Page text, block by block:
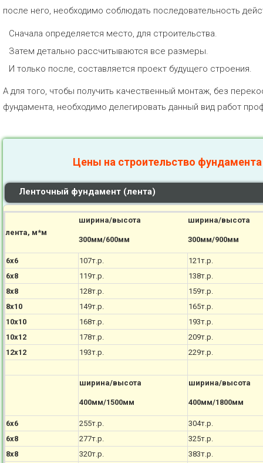
после него, необходимо соблюдать последовательность
Сначала определяется место, для строительства.
Затем детально рассчитываются все размеры.
И только после, составляется проект будущего строения.
А для того, чтобы получить качественный монтаж, без
фундамента, необходимо делегировать данный вид работ
Цены на строительство
Ленточный фундамент (лента)
лента, м*м
ширина/высота
300мм/600мм
ширина/высота
300мм/900мм
6х6 107т.р.
121т.р.
6х8
119т.р.
138т.р.
8х8
128т.р.
159т.р.
8х10
149т.р.
165т.р.
10х10
168т.р.
193т.р.
10х12
178т.р.
209т.р.
12х12
193т.р. 229т.р.
ширина/высота
400мм/1500мм
ширина/высота
400мм/1800мм
6х6 255т.р.
304т.р.
6х8
277т.р.
325т.р.
8х8
320т.р.
383т.р.